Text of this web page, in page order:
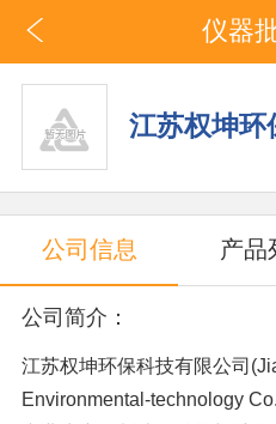
仪器
江苏权坤环
公司信息 产品
公司简介：
江苏权坤环保科技有限公司
Environmental-technology